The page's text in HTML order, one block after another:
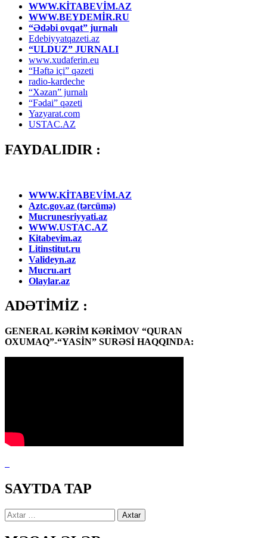
WWW.KİTABEVİM.AZ
WWW.BEYDEMİR.RU
“Ədəbi ovqat” jurnalı
Edebiyyatqazeti.az
“ULDUZ” JURNALI
www.xudaferin.eu
“Həftə içi” qəzeti
radio-kardeche
“Xəzan” jurnalı
“Fədai” qəzeti
Yazyarat.com
USTAC.AZ
FAYDALIDIR :
WWW.KİTABEVİM.AZ
Aztc.gov.az (tərcümə)
Mucrunesriyyati.az
WWW.USTAC.AZ
Kitabevim.az
Litinstitut.ru
Valideyn.az
Mucru.art
Olaylar.az
ADƏTİMİZ :
GENERAL KƏRİM KƏRİMOV “QURAN
OXUMAQ”-“YASİN” SURƏSİ HAQQINDA:
SAYTDA TAP
Axtarış: